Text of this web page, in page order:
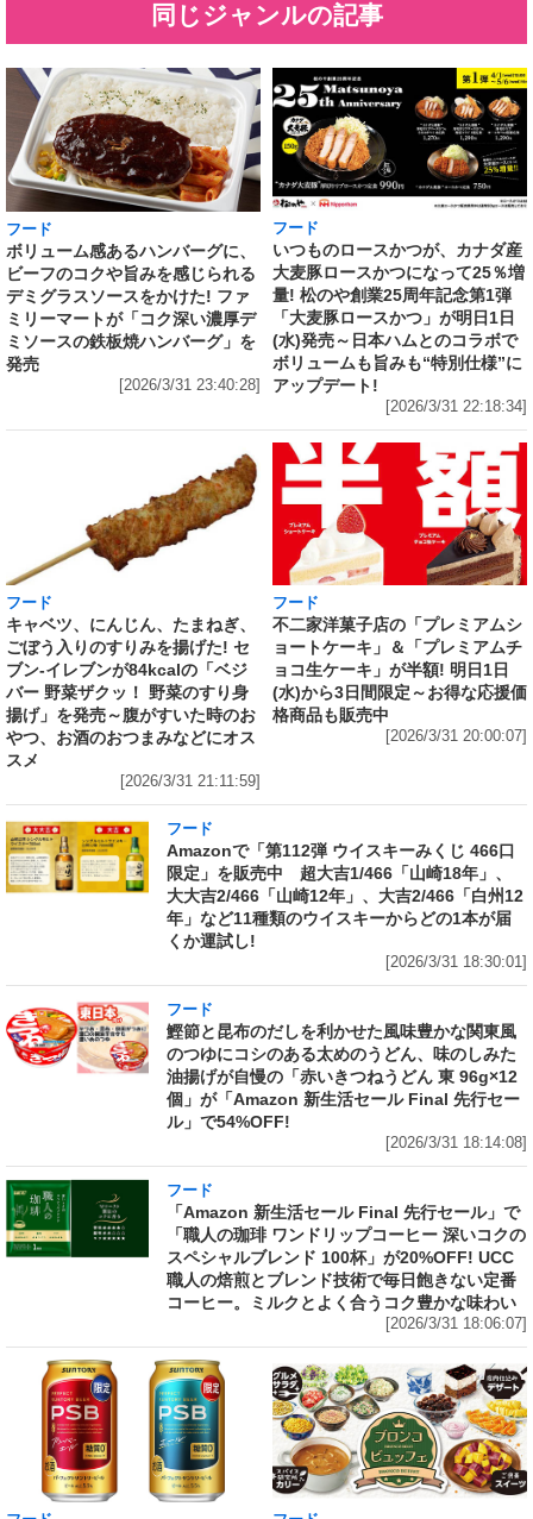
同じジャンルの記事
フード
ボリューム感あるハンバーグに、
ビーフのコクや旨みを感じられる
デミグラスソースをかけた! ファ
ミリーマートが「コク深い濃厚デ
ミソースの鉄板焼ハンバーグ」を
発売
[2026/3/31 23:40:28]
フード
いつものロースかつが、カナダ産
大麦豚ロースかつになって25％増
量! 松のや創業25周年記念第1弾
「大麦豚ロースかつ」が明日1日
(水)発売～日本ハムとのコラボで
ボリュームも旨みも“特別仕様”に
アップデート!
[2026/3/31 22:18:34]
フード
キャベツ、にんじん、たまねぎ、
ごぼう入りのすりみを揚げた! セ
ブン‐イレブンが84kcalの「ベジ
バー 野菜ザクッ！ 野菜のすり身
揚げ」を発売～腹がすいた時のお
やつ、お酒のおつまみなどにオス
スメ
[2026/3/31 21:11:59]
フード
不二家洋菓子店の「プレミアムシ
ョートケーキ」＆「プレミアムチ
ョコ生ケーキ」が半額! 明日1日
(水)から3日間限定～お得な応援価
格商品も販売中
[2026/3/31 20:00:07]
フード
Amazonで「第112弾 ウイスキーみくじ 466口
限定」を販売中 超大吉1/466「山崎18年」、
大大吉2/466「山崎12年」、大吉2/466「白州12
年」など11種類のウイスキーからどの1本が届
くか運試し!
[2026/3/31 18:30:01]
フード
鰹節と昆布のだしを利かせた風味豊かな関東風
のつゆにコシのある太めのうどん、味のしみた
油揚げが自慢の「赤いきつねうどん 東 96g×12
個」が「Amazon 新生活セール Final 先行セー
ル」で54%OFF!
[2026/3/31 18:14:08]
フード
「Amazon 新生活セール Final 先行セール」で
「職人の珈琲 ワンドリップコーヒー 深いコクの
スペシャルブレンド 100杯」が20%OFF! UCC
職人の焙煎とブレンド技術で毎日飽きない定番
コーヒー。ミルクとよく合うコク豊かな味わい
[2026/3/31 18:06:07]